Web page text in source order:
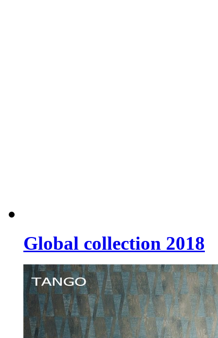
Global collection 2018